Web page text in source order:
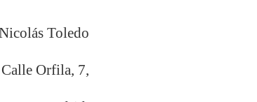
Toledo
Calle Orfila, 7,